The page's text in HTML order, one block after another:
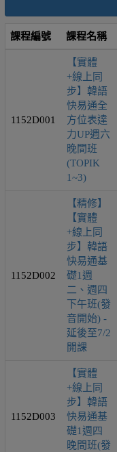
課程編號 課程名稱
1152D001
【實體
+線上同
步】韓語
快易通全
方位表達
力UP週六
晚間班
(TOPIK
1~3)
1152D002
【精修】
【實體
+線上同
步】韓語
快易通基
礎1週
二、週四
下午班(發
音開始) -
延後至7/2
開課
1152D003
【實體
+線上同
步】韓語
快易通基
礎1週四
晚間班(發